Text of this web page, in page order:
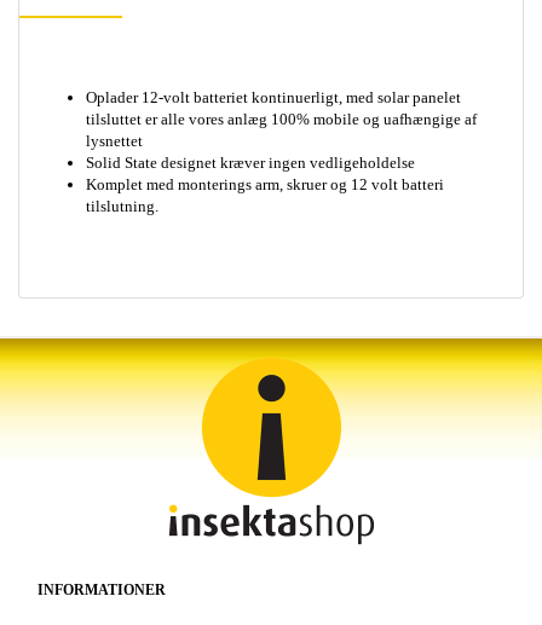
Oplader 12-volt batteriet kontinuerligt, med solar panelet
tilsluttet er alle vores anlæg 100% mobile og uafhængige af
lysnettet
Solid State designet kræver ingen vedligeholdelse
Komplet med monterings arm, skruer og 12 volt batteri
tilslutning.
INFORMATIONER